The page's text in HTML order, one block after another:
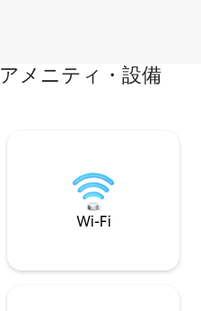
メニティ・設備
Wi-Fi